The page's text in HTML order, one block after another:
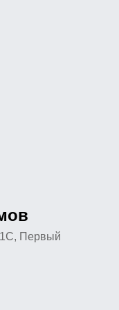
1С, Первый